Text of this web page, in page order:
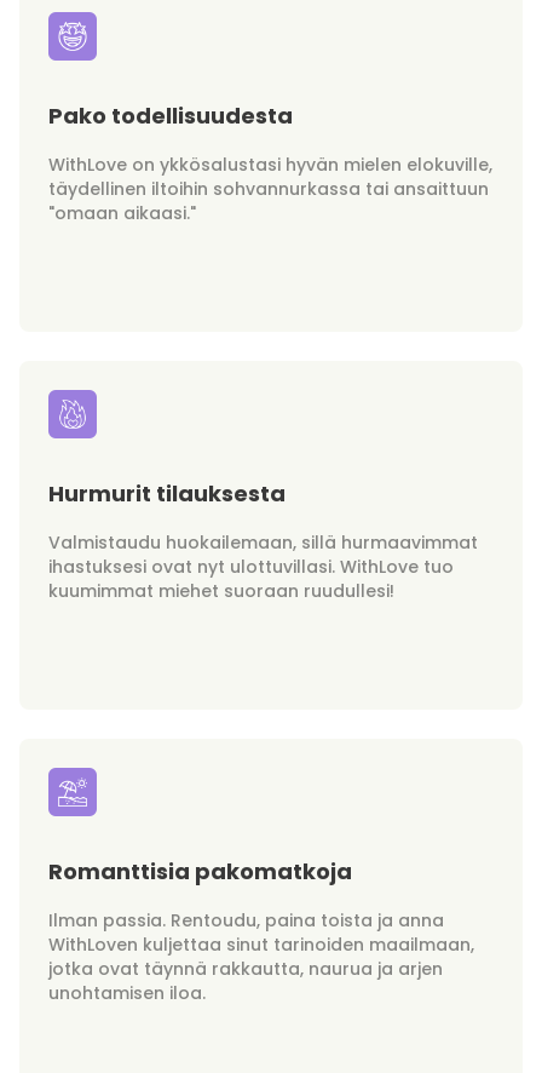
Pako todellisuudesta
WithLove on ykkösalustasi hyvän mielen elokuville,
täydellinen iltoihin sohvannurkassa tai ansaittuun
"omaan aikaasi."
Hurmurit tilauksesta
Valmistaudu huokailemaan, sillä hurmaavimmat
ihastuksesi ovat nyt ulottuvillasi. WithLove tuo
kuumimmat miehet suoraan ruudullesi!
Romanttisia pakomatkoja
Ilman passia. Rentoudu, paina toista ja anna
WithLoven kuljettaa sinut tarinoiden maailmaan,
jotka ovat täynnä rakkautta, naurua ja arjen
unohtamisen iloa.